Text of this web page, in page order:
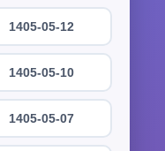
1405-05-12
1405-05-10
1405-05-07